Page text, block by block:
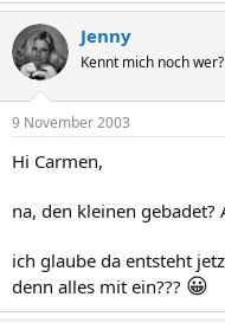
Jenny
Kennt mich noch
9 November 2003
Hi Carmen,
na, den kleinen gebadet?
ich glaube da entsteht
denn alles mit ein??? 😀